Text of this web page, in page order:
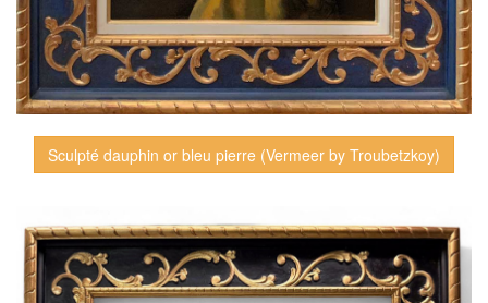
Sculpté dauphin or bleu pierre (Vermeer by Troubetzkoy)